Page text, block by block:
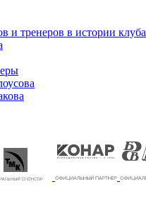
и тренеров в истории клуба